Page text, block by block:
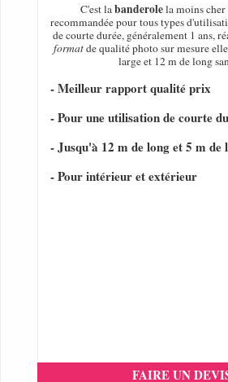
C'est labanderolela moins cher
recommandée pour tous types
de courte durée, généralement 1 ans,
formatde qualité photo sur mesure
large et 12 m de long
- Meilleur rapport qualité prix
- Pour une utilisation de courte
- Jusqu'à 12 m de long et 5 m de
- Pour intérieur et extérieur
FAIRE UN